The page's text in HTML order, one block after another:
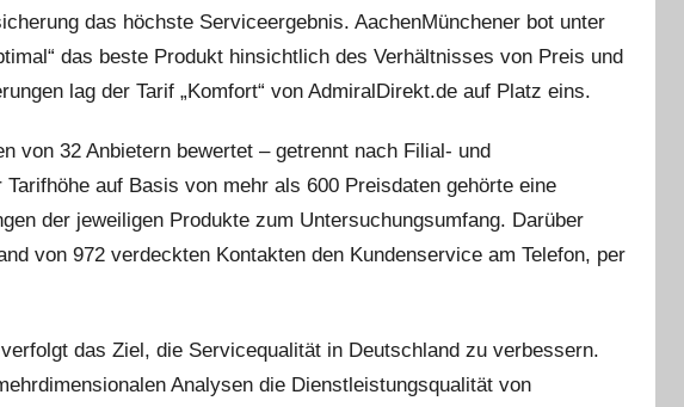
das höchste Serviceergebnis. AachenMünchener bot unter
das beste Produkt hinsichtlich des Verhältnisses von Preis und
lag der Tarif „Komfort“ von AdmiralDirekt.de auf Platz eins.
von 32 Anbietern bewertet – getrennt nach Filial- und
auf Basis von mehr als 600 Preisdaten gehörte eine
der jeweiligen Produkte zum Untersuchungsumfang. Darüber
von 972 verdeckten Kontakten den Kundenservice am Telefon, per
das Ziel, die Servicequalität in Deutschland zu verbessern.
Analysen die Dienstleistungsqualität von